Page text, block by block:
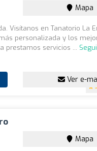
Mapa
Visítanos en Tanatorio La
personalizada y los
prestamos servicios ...
Ver e-
Mapa